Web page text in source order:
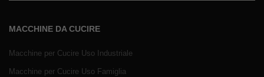
MACCHINE DA CUCIRE
Macchine per Cucire Uso Industriale
Macchine per Cucire Uso Famiglia